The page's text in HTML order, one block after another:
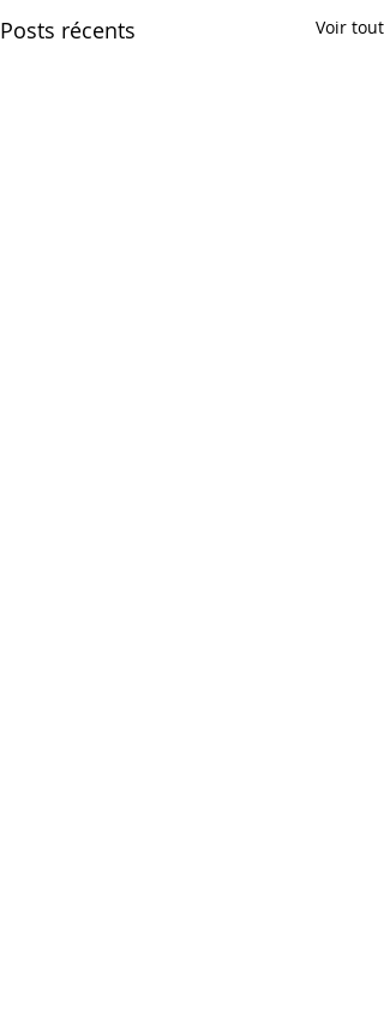
Posts récents Voir tout